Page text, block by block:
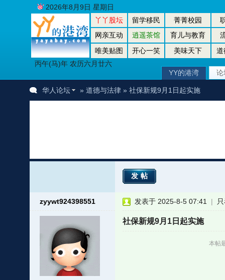
丫丫股坛 留学移民 菁菁校园
网亲互动
逍遥茶馆 育儿与教育
唯美贴图
开心一笑 美味天下
道
丙午(马)年 农历六月廿六
2026年8月9日 星期日
YY的港湾 论
华人论坛 » 道德与法律» 社保新规9月1日起实施
发帖
zyywt924398551 发表于 2025-8-5 07:41 |
社保新规9月1日起实施
本帖